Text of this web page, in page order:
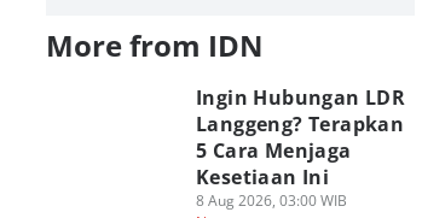
More from IDN
Ingin Hubungan LDR
Langgeng? Terapkan
5 Cara Menjaga
Kesetiaan Ini
8 Aug 2026, 03:00 WIB